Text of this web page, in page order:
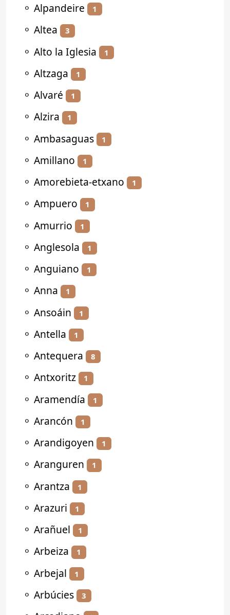
⚬ Alpandeire 1
⚬ Altea 3
⚬ Alto la Iglesia 1
⚬ Altzaga 1
⚬ Alvaré 1
⚬ Alzira 1
⚬ Ambasaguas 1
⚬ Amillano 1
⚬ Amorebieta-etxano 1
⚬ Ampuero 1
⚬ Amurrio 1
⚬ Anglesola 1
⚬ Anguiano 1
⚬ Anna 1
⚬ Ansoáin 1
⚬ Antella 1
⚬ Antequera 8
⚬ Antxoritz 1
⚬ Aramendía 1
⚬ Arancón 1
⚬ Arandigoyen 1
⚬ Aranguren 1
⚬ Arantza 1
⚬ Arazuri 1
⚬ Arañuel 1
⚬ Arbeiza 1
⚬ Arbejal 1
⚬ Arbúcies 3